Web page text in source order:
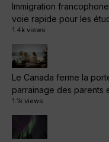
Immigration
voie rapide pour les
1.4k views
Le Canada ferme la
parrainage des parents
1.1k views